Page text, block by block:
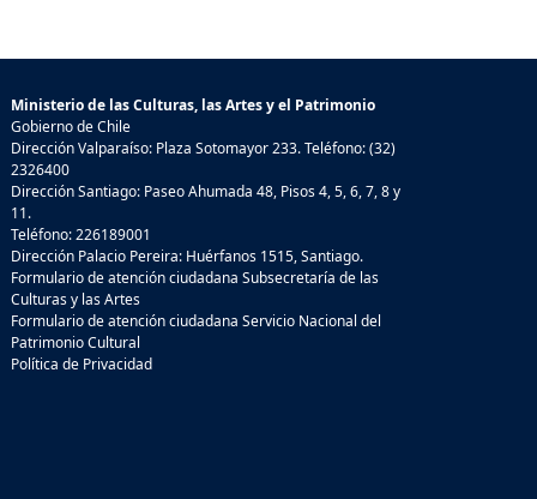
Ministerio de las Culturas, las Artes y el Patrimonio
Gobierno de Chile
Dirección Valparaíso: Plaza Sotomayor 233. Teléfono: (32)
2326400
Dirección Santiago: Paseo Ahumada 48, Pisos 4, 5, 6, 7, 8 y
11.
Teléfono: 226189001
Dirección Palacio Pereira: Huérfanos 1515, Santiago.
Formulario de atención ciudadana Subsecretaría de las
Culturas y las Artes
Formulario de atención ciudadana Servicio Nacional del
Patrimonio Cultural
Política de Privacidad